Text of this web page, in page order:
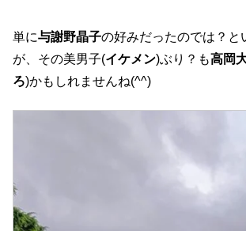
単に与謝野晶子の好みだったのでは？と
が、その美男子(イケメン)ぶり？も高岡
ろ)かもしれませんね(^^)